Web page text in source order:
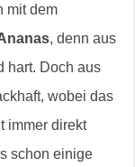
mit dem
, denn aus
hart. Doch aus
wobei das
immer direkt
schon einige